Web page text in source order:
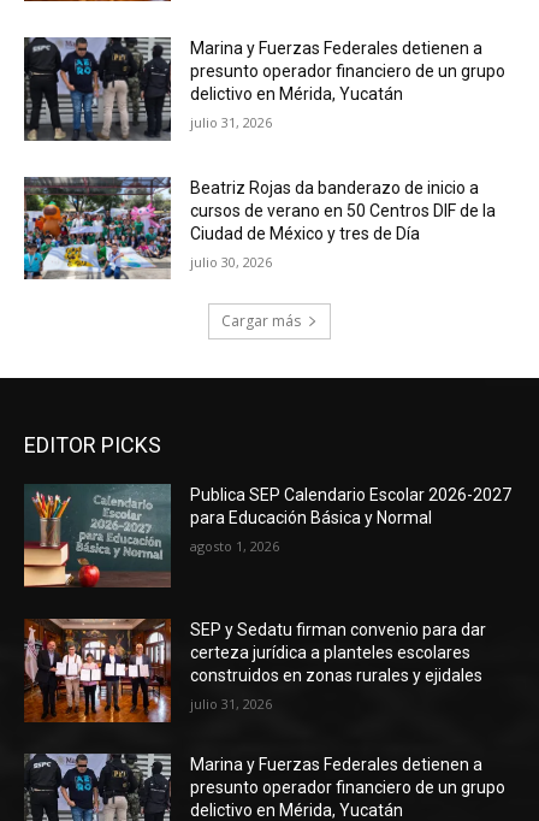
Marina y Fuerzas Federales detienen a
presunto operador financiero de un grupo
delictivo en Mérida, Yucatán
julio 31, 2026
Beatriz Rojas da banderazo de inicio a
cursos de verano en 50 Centros DIF de la
Ciudad de México y tres de Día
julio 30, 2026
Cargar más
EDITOR PICKS
Publica SEP Calendario Escolar 2026-2027
para Educación Básica y Normal
agosto 1, 2026
SEP y Sedatu firman convenio para dar
certeza jurídica a planteles escolares
construidos en zonas rurales y ejidales
julio 31, 2026
Marina y Fuerzas Federales detienen a
presunto operador financiero de un grupo
delictivo en Mérida, Yucatán